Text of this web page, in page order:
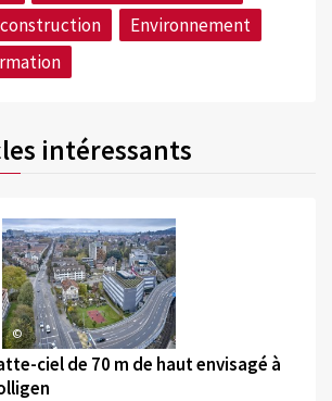
Environnement
intéressants
©
ciel de 70 m de haut envisagé à